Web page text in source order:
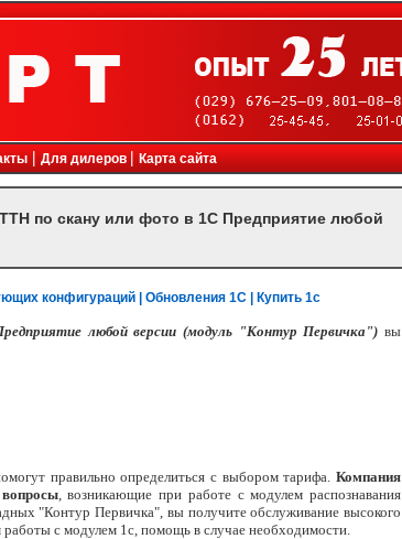
|Для дилеров|Карта сайта
по скану или фото в 1С Предприятие любой
конфигураций | Обновления 1С Купить 1с
любой версии (модуль "Контур Первичка") вы
правильно определиться с выбором тарифа. Компания
, возникающие при работе с модулем распознавания
"Контур Первичка", вы получите обслуживание высокого
с модулем 1с, помощь в случае необходимости.